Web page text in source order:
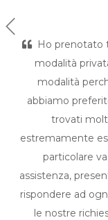
Ho prenotato
modalità
modalità
abbiamo
trovati
estremamente
particolare
assistenza,
rispondere ad
le nostre
Previous